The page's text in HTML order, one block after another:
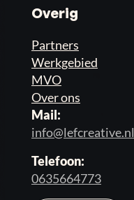
Overig
Partners
Werkgebied
MVO
Over ons
Mail:
info@lefcreative.nl
Telefoon:
0635664773